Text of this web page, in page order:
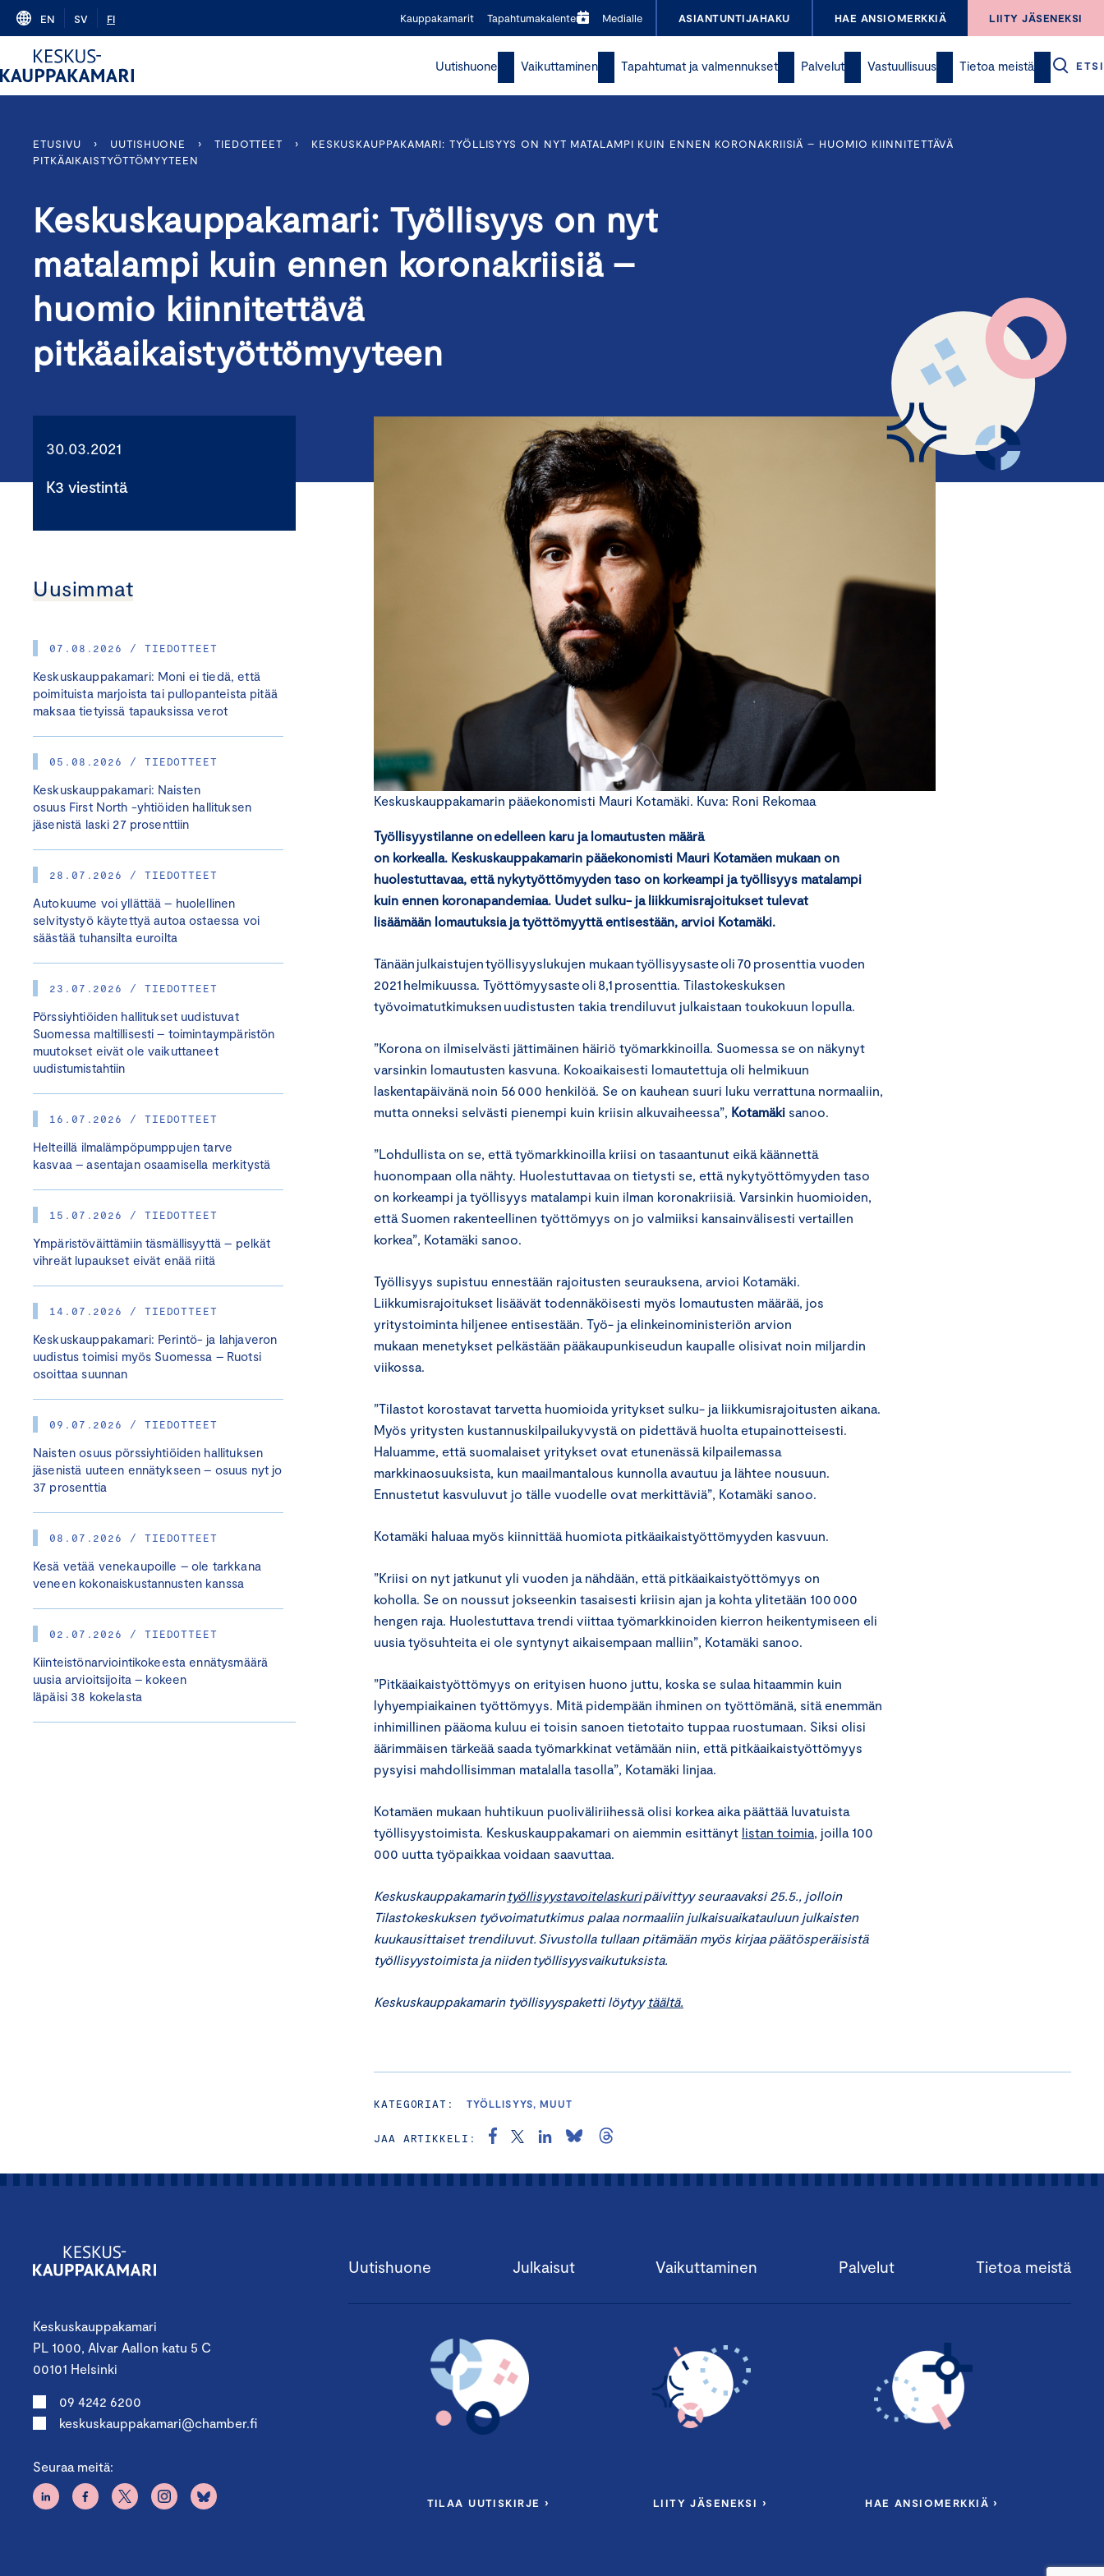
Skip
content
EN SV FI Kauppakamarit Tapahtumakalenteri Medialle ASIANTUNTIJAHAKU HAE ANSIOMERKKIÄ LIITY JÄSENEKSI
Uutishuone Vaikuttaminen Tapahtumat ja valmennukset Palvelut Vastuullisuus Tietoa meistä ETSI
ETUSIVU › UUTISHUONE › TIEDOTTEET ›
KESKUSKAUPPAKAMARI: TYÖLLISYYS ON NYT MATALAMPI KUIN ENNEN KORONAKRIISIÄ – HUOMIO KIINNITETTÄVÄ
PITKÄAIKAISTYÖTTÖMYYTEEN
Keskuskauppakamari: Työllisyys on nyt
matalampi kuin ennen koronakriisiä –
huomio kiinnitettävä
pitkäaikaistyöttömyyteen
30.03.2021
K3 viestintä
Uusimmat
07.08.2026 / TIEDOTTEET
Keskuskauppakamari: Moni ei tiedä, että
poimituista marjoista tai pullopanteista pitää
maksaa tietyissä tapauksissa verot
05.08.2026 / TIEDOTTEET
Keskuskauppakamari: Naisten
osuus First North -yhtiöiden hallituksen
jäsenistä laski 27 prosenttiin
28.07.2026 / TIEDOTTEET
Autokuume voi yllättää – huolellinen
selvitystyö käytettyä autoa ostaessa voi
säästää tuhansilta euroilta
23.07.2026 / TIEDOTTEET
Pörssiyhtiöiden hallitukset uudistuvat
Suomessa maltillisesti – toimintaympäristön
muutokset eivät ole vaikuttaneet
uudistumistahtiin
16.07.2026 / TIEDOTTEET
Helteillä ilmalämpöpumppujen tarve
kasvaa – asentajan osaamisella merkitystä
15.07.2026 / TIEDOTTEET
Ympäristöväittämiin täsmällisyyttä – pelkät
vihreät lupaukset eivät enää riitä
14.07.2026 / TIEDOTTEET
Keskuskauppakamari: Perintö- ja lahjaveron
uudistus toimisi myös Suomessa – Ruotsi
osoittaa suunnan
09.07.2026 / TIEDOTTEET
Naisten osuus pörssiyhtiöiden hallituksen
jäsenistä uuteen ennätykseen – osuus nyt jo
37 prosenttia
08.07.2026 / TIEDOTTEET
Kesä vetää venekaupoille – ole tarkkana
veneen kokonaiskustannusten kanssa
02.07.2026 / TIEDOTTEET
Kiinteistönarviointikokeesta ennätysmäärä
uusia arvioitsijoita – kokeen
läpäisi 38 kokelasta
Keskuskauppakamarin pääekonomisti Mauri Kotamäki. Kuva: Roni Rekomaa
Työllisyystilanne on edelleen karu jalomautusten määrä
on korkealla. Keskuskauppakamarin pääekonomisti Mauri Kotamäen mukaan on
huolestuttavaa, että nykytyöttömyyden taso on korkeampi ja työllisyys matalampi
kuin ennen koronapandemiaa. Uudet sulku- ja liikkumisrajoitukset tulevat
lisäämään lomautuksia ja työttömyyttäentisestään, arvioi Kotamäki.
Tänään julkaistujen työllisyyslukujen mukaan työllisyysaste oli 70 prosenttia vuoden
2021 helmikuussa. Työttömyysaste oli 8,1 prosenttia. Tilastokeskuksen
työvoimatutkimuksen uudistusten takia trendiluvut julkaistaan toukokuun lopulla.
”Korona on ilmiselvästi jättimäinen häiriö työmarkkinoilla. Suomessa se on näkynyt
varsinkin lomautusten kasvuna. Kokoaikaisesti lomautettuja oli helmikuun
laskentapäivänä noin 56 000 henkilöä. Se on kauhean suuri luku verrattuna normaaliin,
mutta onneksi selvästi pienempi kuin kriisin alkuvaiheessa”, Kotamäki sanoo.
”Lohdullista on se, että työmarkkinoilla kriisi on tasaantunut eikä käännettä
huonompaan olla nähty. Huolestuttavaa on tietysti se, että nykytyöttömyyden taso
on korkeampi ja työllisyys matalampi kuin ilman koronakriisiä. Varsinkin huomioiden,
että Suomen rakenteellinen työttömyys on jo valmiiksi kansainvälisesti vertaillen
korkea”, Kotamäki sanoo.
Työllisyys supistuu ennestään rajoitusten seurauksena, arvioi Kotamäki.
Liikkumisrajoitukset lisäävät todennäköisesti myös lomautusten määrää, jos
yritystoiminta hiljenee entisestään. Työ- ja elinkeinoministeriön arvion
mukaan menetykset pelkästään pääkaupunkiseudun kaupalle olisivat noin miljardin
viikossa.
”Tilastot korostavat tarvetta huomioida yritykset sulku- ja liikkumisrajoitusten aikana.
Myös yritysten kustannuskilpailukyvystä on pidettävä huolta etupainotteisesti.
Haluamme, että suomalaiset yritykset ovat etunenässä kilpailemassa
markkinaosuuksista, kun maailmantalous kunnolla avautuu ja lähtee nousuun.
Ennustetut kasvuluvut jo tälle vuodelle ovat merkittäviä”, Kotamäki sanoo.
Kotamäki haluaa myös kiinnittää huomiota pitkäaikaistyöttömyyden kasvuun.
”Kriisi on nyt jatkunut yli vuoden ja nähdään, että pitkäaikaistyöttömyys on
koholla. Se on noussut jokseenkin tasaisesti kriisin ajan ja kohta ylitetään 100 000
hengen raja. Huolestuttava trendi viittaa työmarkkinoiden kierron heikentymiseen eli
uusia työsuhteita ei ole syntynyt aikaisempaan malliin”, Kotamäki sanoo.
”Pitkäaikaistyöttömyys on erityisen huono juttu, koska se sulaa hitaammin kuin
lyhyempiaikainen työttömyys. Mitä pidempään ihminen on työttömänä, sitä enemmän
inhimillinen pääoma kuluu ei toisin sanoen tietotaito tuppaa ruostumaan. Siksi olisi
äärimmäisen tärkeää saada työmarkkinat vetämään niin, että pitkäaikaistyöttömyys
pysyisi mahdollisimman matalalla tasolla”, Kotamäki linjaa.
Kotamäen mukaan huhtikuun puoliväliriihessä olisi korkea aika päättää luvatuista
työllisyystoimista. Keskuskauppakamari on aiemmin esittänyt listan toimia, joilla 100
000 uutta työpaikkaa voidaan saavuttaa.
Keskuskauppakamarintyöllisyystavoitelaskuripäivittyyseuraavaksi 25.5., jolloin
Tilastokeskuksen työvoimatutkimus palaa normaaliin julkaisuaikatauluun julkaisten
kuukausittaiset trendiluvut. Sivustolla tullaan pitämään myös kirjaa päätösperäisistä
työllisyystoimista ja niiden työllisyysvaikutuksista.
Keskuskauppakamarin työllisyyspaketti löytyy täältä.
KATEGORIAT: TYÖLLISYYS, MUUT
JAA ARTIKKELI:
Keskuskauppakamari
PL 1000, Alvar Aallon katu 5 C
00101 Helsinki
09 4242 6200
keskuskauppakamari@chamber.fi
Seuraa meitä:
Uutishuone Julkaisut Vaikuttaminen Palvelut Tietoa meistä
TILAA UUTISKIRJE › LIITY JÄSENEKSI › HAE ANSIOMERKKIÄ ›